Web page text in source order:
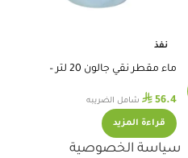
نفذ
ماء مقطر نقي جالون 20 لتر –
⃁ 56.4 شامل الضريبه
قراءة المزيد
سياسة الخصوصية